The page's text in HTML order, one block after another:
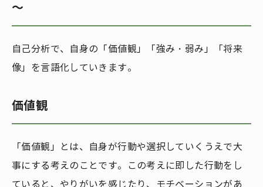
～
自己分析で、自身の「価値観」「強み・弱み」「将来
像」を言語化していきます。
価値観
「価値観」とは、自身が行動や選択していくうえで大
事にする考えのことです。この考えに即した行動をし
ていると、やりがいを感じたり、モチベーションがあ